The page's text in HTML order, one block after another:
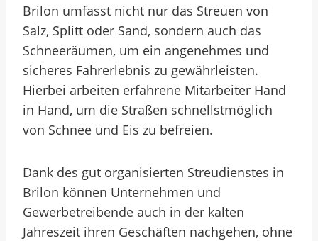
Brilon umfasst nicht nur das Streuen von
Salz, Splitt oder Sand, sondern auch das
Schneeräumen, um ein angenehmes und
sicheres Fahrerlebnis zu gewährleisten.
Hierbei arbeiten erfahrene Mitarbeiter Hand
in Hand, um die Straßen schnellstmöglich
von Schnee und Eis zu befreien.
Dank des gut organisierten Streudienstes in
Brilon können Unternehmen und
Gewerbetreibende auch in der kalten
Jahreszeit ihren Geschäften nachgehen, ohne